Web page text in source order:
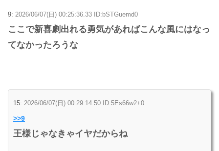
9: 2026/06/07(日) 00:25:36.33 ID:bSTGuemd0
ここで新喜劇出れる勇気があればこんな風にはなっ
てなかったろうな
15: 2026/06/07(日) 00:29:14.50 ID:5Es66w2+0
>>9
王様じゃなきゃイヤだからね